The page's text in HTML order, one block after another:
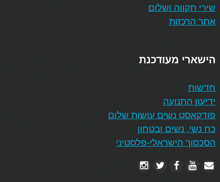
שירי תקווה ושלום
אתר הרכזות
הישארי מעודכנת
חדשות
ידיעון התנועה
פודקאסט נשים עושות שלום
כח נשי, נשים ובטחון
הסכסוך הישראלי-פלסטיני